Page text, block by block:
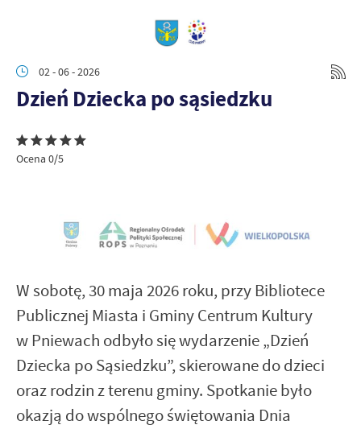
02 - 06 - 2026
Dzień Dziecka po sąsiedzku
Ocena 0/5
W sobotę, 30 maja 2026 roku, przy Bibliotece
Publicznej Miasta i Gminy Centrum Kultury
w Pniewach odbyło się wydarzenie „Dzień
Dziecka po Sąsiedzku”, skierowane do dzieci
oraz rodzin z terenu gminy. Spotkanie było
okazją do wspólnego świętowania Dnia